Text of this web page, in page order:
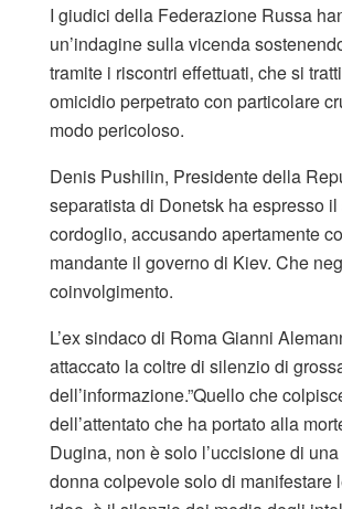
I giudici della Federazione Russa
un’indagine sulla vicenda
tramite i riscontri effettuati, che si
omicidio perpetrato con particolare
modo pericoloso.
Denis Pushilin, Presidente della
separatista di Donetsk ha espresso
cordoglio, accusando apertamente
mandante il governo di Kiev. Che
coinvolgimento.
L’ex sindaco di Roma Gianni
attaccato la coltre di silenzio di
dell’informazione.”Quello che
dell’attentato che ha portato alla
Dugina, non è solo l’uccisione di
donna colpevole solo di manifestare